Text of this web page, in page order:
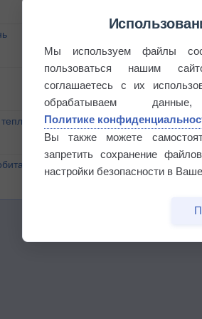
бабочек
Мы используем файлы
пользоваться нашим
соглашаетесь с их
обрабатываем
Политике
Вы также можете
запретить сохранение
настройки безопасности в